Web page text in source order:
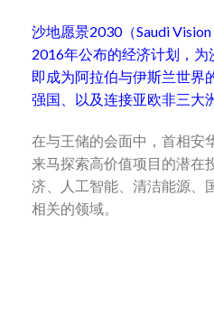
沙地愿景2030（Saudi
2016年公布的经济计划，为
即成为阿拉伯与伊斯兰世界
强国、以及连接亚欧非三大
在与王储的会面中，首相安
来马探索高价值项目的潜在
济、人工智能、清洁能源、
相关的领域。